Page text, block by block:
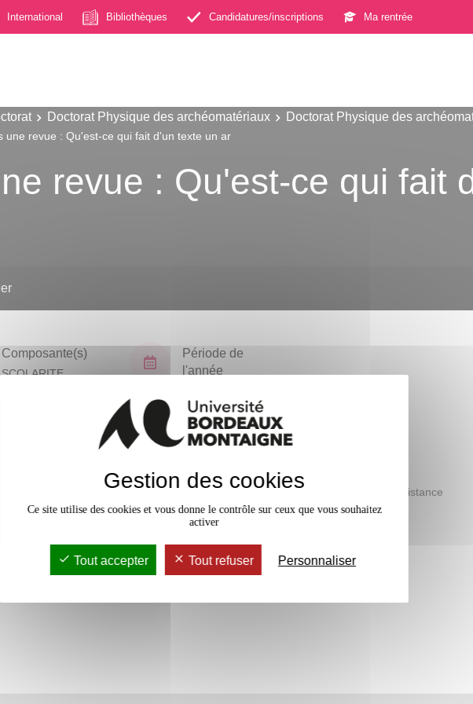
International Bibliothèques Candidatures/inscriptions Ma rentrée
Doctorat Physique des archéomatériaux
Doctorat Physique des
une revue : Qu'est-ce qui fait d'un texte un ar
revue : Qu'est-ce qui fait
Composante(s)
SCOLARITE
Période de
l'année
Accessible à distance
Gestion des cookies
Ce site utilise des cookies et vous donne le contrôle sur ceux que vous souhaitez
activer
Tout accepter Tout refuser Personnaliser